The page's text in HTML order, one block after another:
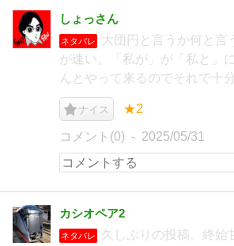
しょっさん
ネタバレ
大団円と言うか何と言
が速い。「私が」が「私と」
んとやって来るのでそれで十
ナイス ★2
コメント(0) 2025/05/31
カシオペア2
ネタバレ
久しぶりの投稿。終始